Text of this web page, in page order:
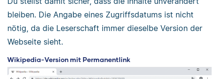
bleiben. Die Angabe eines Zugriffsdatums ist nicht
nötig, da die Leserschaft immer dieselbe Version der
Webseite sieht.
Wikipedia-Version mit Permanentlink